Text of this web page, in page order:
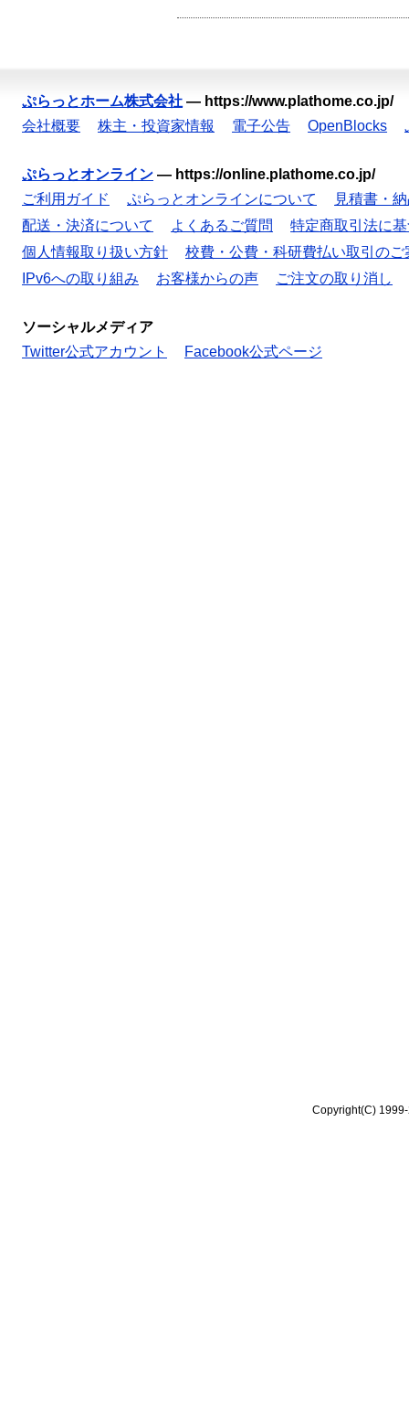
ぷらっとホーム株式会社 — https://www.plathome.co.jp/
会社概要
株主・投資家情報 電子公告 OpenBlocks
ぷらっとオンライン — https://online.plathome.co.jp/
ご利用ガイド
ぷらっとオンラインについて
見積書・
配送・決済について
よくあるご質問
特定商取引法に
個人情報取り扱い方針
校費・公費・科研費払い取引のご
IPv6への取り組み
お客様からの声 ご注文の取り消し
ソーシャルメディア
Twitter公式アカウント
Facebook公式ページ
Copyright(C)